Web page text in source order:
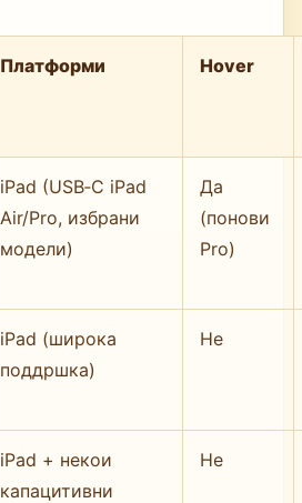
Платформи Hover
iPad (USB‑C iPad
Air/Pro, избрани
модели)
Да
(понови
Pro)
iPad (широка
поддршка)
Не
iPad + некои
капацитивни
Не